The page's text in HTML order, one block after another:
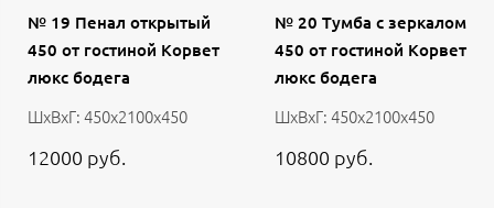
№ 19 Пенал открытый
450 от гостиной Корвет
люкс бодега
ШхВхГ: 450х2100х450
12000 руб.
№ 20 Тумба с зеркалом
450 от гостиной Корвет
люкс бодега
ШхВхГ: 450х2100х450
10800 руб.